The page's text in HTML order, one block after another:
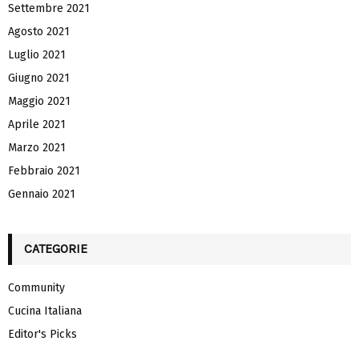
Settembre 2021
Agosto 2021
Luglio 2021
Giugno 2021
Maggio 2021
Aprile 2021
Marzo 2021
Febbraio 2021
Gennaio 2021
CATEGORIE
Community
Cucina Italiana
Editor's Picks